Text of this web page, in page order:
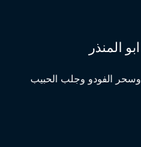
المنذر
وسحر الفودو وجلب الحبيب